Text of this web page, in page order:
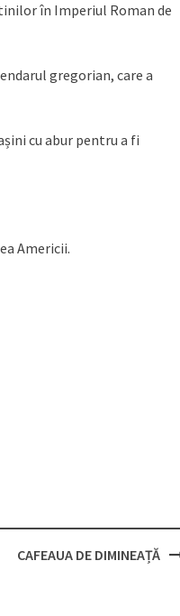
în Imperiul Roman de
gregorian, care a
cu abur pentru a fi
Americii.
CAFEAUA DE DIMINEAȚĂ